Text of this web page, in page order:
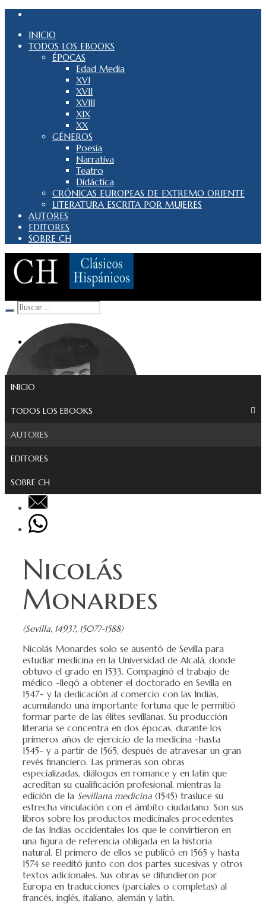
INICIO
TODOS LOS EBOOKS
ÉPOCAS
Edad Media
XVI
XVII
XVIII
XIX
XX
GÉNEROS
Poesía
Narrativa
Teatro
Didáctica
CRÓNICAS EUROPEAS DE EXTREMO ORIENTE
LITERATURA ESCRITA POR MUJERES
AUTORES
EDITORES
SOBRE CH
INICIO
TODOS LOS EBOOKS
AUTORES
EDITORES
SOBRE CH
Nicolás
Monardes
(Sevilla, 1493?, 1507?-1588)
Nicolás Monardes solo se ausentó de Sevilla para
estudiar medicina en la Universidad de Alcalá, donde
obtuvo el grado en 1533. Compaginó el trabajo de
médico -llegó a obtener el doctorado en Sevilla en
1547- y la dedicación al comercio con las Indias,
acumulando una importante fortuna que le permitió
formar parte de las élites sevillanas. Su producción
literaria se concentra en dos épocas, durante los
primeros años de ejercicio de la medicina -hasta
1545- y a partir de 1565, después de atravesar un gran
revés financiero. Las primeras son obras
especializadas, diálogos en romance y en latín que
acreditan su cualificación profesional, mientras la
edición de la Sevillana medicina (1545) trasluce su
estrecha vinculación con el ámbito ciudadano. Son sus
libros sobre los productos medicinales procedentes
de las Indias occidentales los que le convirtieron en
una figura de referencia obligada en la historia
natural. El primero de ellos se publicó en 1565 y hasta
1574 se reeditó junto con dos partes sucesivas y otros
textos adicionales. Sus obras se difundieron por
Europa en traducciones (parciales o completas) al
francés, inglés, italiano, alemán y latín.